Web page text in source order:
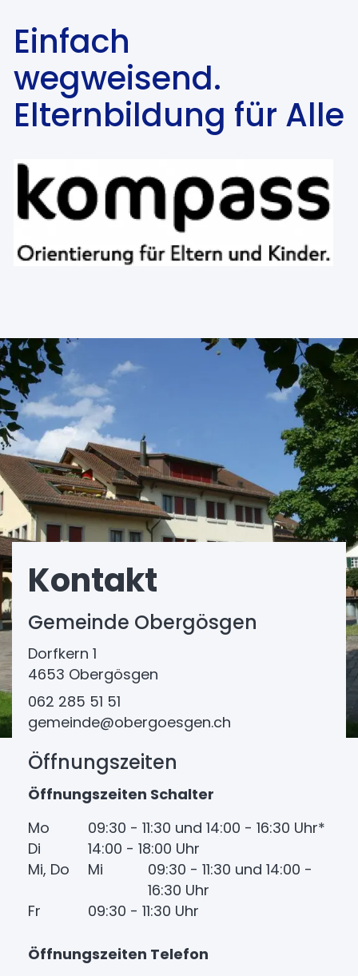
Einfach
wegweisend.
Elternbildung für Alle
Fusszeile
Kontakt
Gemeinde Obergösgen
Dorfkern 1
4653 Obergösgen
062 285 51 51
gemeinde@obergoesgen.ch
Öffnungszeiten
Öffnungszeiten Schalter
Mo
09:30 - 11:30 und 14:00 - 16:30 Uhr*
Di
14:00 - 18:00 Uhr
Mi, Do
Mi
09:30 - 11:30 und 14:00 -
16:30 Uhr
Fr
09:30 - 11:30 Uhr
Öffnungszeiten Telefon